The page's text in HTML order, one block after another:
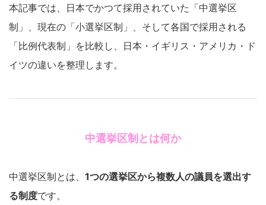
本記事では、日本でかつて採用されていた「中選挙区
制」、現在の「小選挙区制」、そして各国で採用される
「比例代表制」を比較し、日本・イギリス・アメリカ・ド
イツの違いを整理します。
中選挙区制とは何か
中選挙区制とは、 1つの選挙区から複数人の議員を選出す
る制度です。